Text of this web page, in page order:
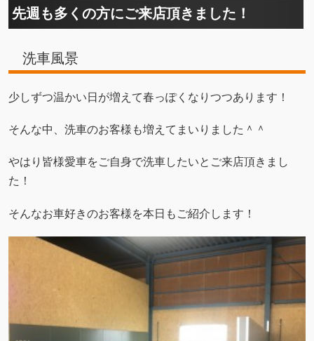
先週も多くの方にご来店頂きました！
洗車風景
少しずつ温かい日が増えて春っぽくなりつつあります！
そんな中、洗車のお客様も増えてまいりました＾＾
やはり皆様愛車をご自身で洗車したいとご来店頂きまし
た！
そんなお車好きのお客様を本日もご紹介します！